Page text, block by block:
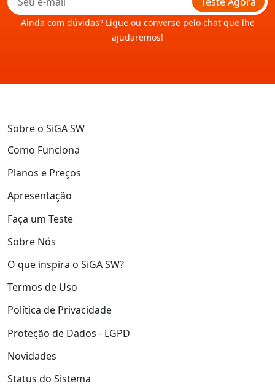
Ainda com dúvidas? Ligue ou converse pelo chat que lhe
ajudaremos!
Sobre o SiGA SW
Como Funciona
Planos e Preços
Apresentação
Faça um Teste
Sobre Nós
O que inspira o SiGA SW?
Termos de Uso
Política de Privacidade
Proteção de Dados - LGPD
Novidades
Status do Sistema